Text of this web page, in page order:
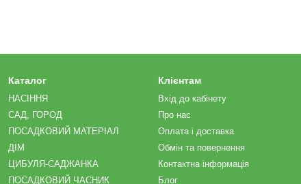
Каталог
НАСІННЯ
САД, ГОРОД
ПОСАДКОВИЙ МАТЕРІАЛ
ДІМ
ЦИБУЛЯ-САДЖАНКА
ПОСАДКОВИЙ ЧАСНИК
Клієнтам
Вхід до кабінету
Про нас
Оплата і доставка
Обмін та повернення
Контактна інформація
Блог